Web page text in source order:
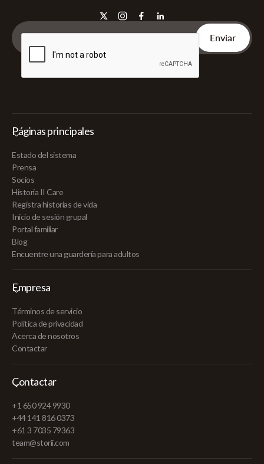
Páginas principales
Estado del sistema
Prensa
Socios
Historia II Care
Registra historias de vida
Inicio de sesión grupal
Portal familiar
Blog
Encuentre una guardería para adultos
Empresa
Términos de servicio
Política de privacidad
Acerca de nosotros
Contactar
Contactar
+1 650 924 9930
+44 141 816 0373
+61 3 7035 79363
team@storii.com